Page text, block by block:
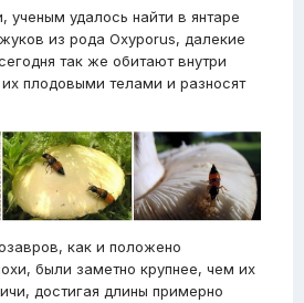
ученым удалось найти в янтаре
из рода Oxyporus, далекие
так же обитают внутри
плодовыми телами и разносят
как и положено
были заметно крупнее, чем их
достигая длины примерно